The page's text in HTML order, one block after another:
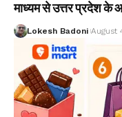
माध्यम से उत्तर प्रदेश के
Lokesh Badoni August